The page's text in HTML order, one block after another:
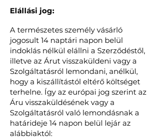
Elállási jog:
A természetes személy vásárló
jogosult 14 naptári napon belül
indoklás nélkül elállni a Szerződéstől,
illetve az Árut visszaküldeni vagy a
Szolgáltatásról lemondani, anélkül,
hogy a kiszállítástól eltérő költséget
terhelne. Így az európai jog szerint az
Áru visszaküldésének vagy a
Szolgáltatásról való lemondásnak a
határideje 14 napon belül lejár az
alábbiaktól: